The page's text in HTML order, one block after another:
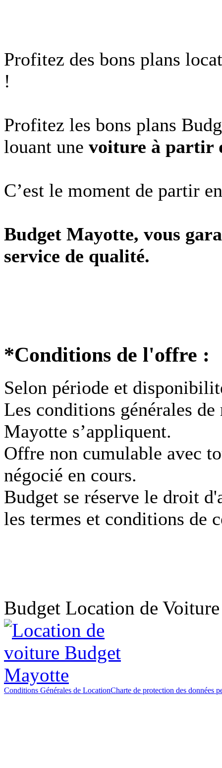
Profitez des bons plans
!
Profitez les bons plans
louant une voiture à partir
C’est le moment de partir
Budget Mayotte, vous
service de qualité.
*Conditions de l'offre :
Selon période et
Les conditions générales
Mayotte s’appliquent.
Offre non cumulable avec
négocié en cours.
Budget se réserve le droit
les termes et conditions de
Budget Location de
Conditions Générales de LocationCharte de protection des données